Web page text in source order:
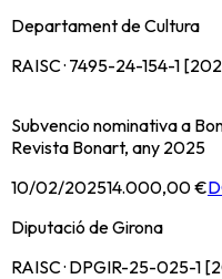
Departament de Cultura
RAISC · 7495-24-154-1
Subvencio nominativa a
Revista Bonart, any 2025
10/02/202514.000,00 €
Diputació de Girona
RAISC · DPGIR-25-025-1